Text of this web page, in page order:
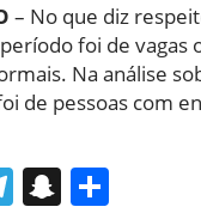
– No que diz
foi de vagas
Na análise
de pessoas com
Telegram